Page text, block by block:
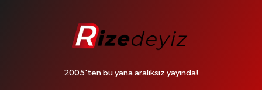
2005'ten bu yana aralıksız yayında!